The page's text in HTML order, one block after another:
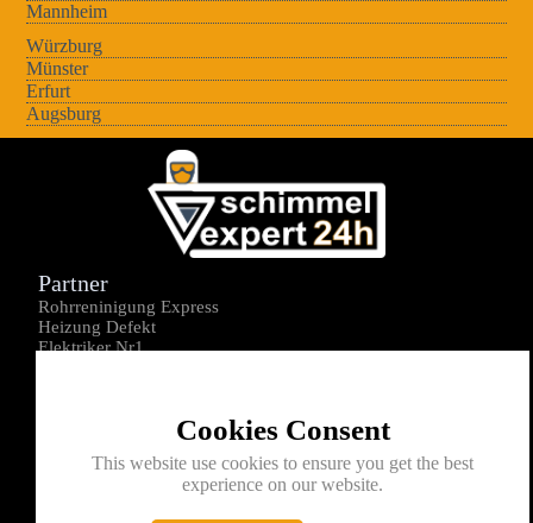
Mannheim
Würzburg
Münster
Erfurt
Augsburg
Cookies Consent
This website use cookies to ensure you get the best
experience on our website.
Partner
Rohrreninigung Express
Heizung Defekt
Elektriker Nr1
Kontakt